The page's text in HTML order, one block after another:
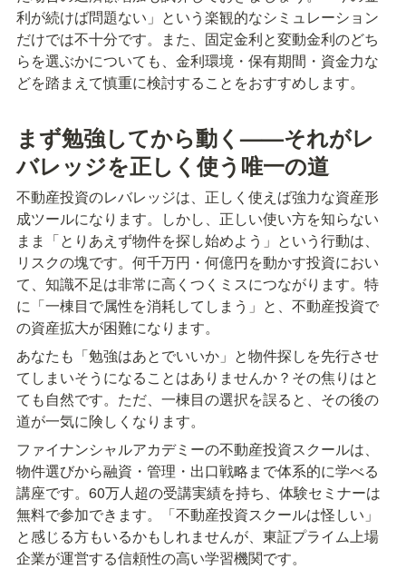
利が続けば問題ない」という楽観的なシミュレーション
だけでは不十分です。また、固定金利と変動金利のどち
らを選ぶかについても、金利環境・保有期間・資金力な
どを踏まえて慎重に検討することをおすすめします。
まず勉強してから動く——それがレ
バレッジを正しく使う唯一の道
不動産投資のレバレッジは、正しく使えば強力な資産形
成ツールになります。しかし、正しい使い方を知らない
まま「とりあえず物件を探し始めよう」という行動は、
リスクの塊です。何千万円・何億円を動かす投資におい
て、知識不足は非常に高くつくミスにつながります。特
に「一棟目で属性を消耗してしまう」と、不動産投資で
の資産拡大が困難になります。
あなたも「勉強はあとでいいか」と物件探しを先行させ
てしまいそうになることはありませんか？その焦りはと
ても自然です。ただ、一棟目の選択を誤ると、その後の
道が一気に険しくなります。
ファイナンシャルアカデミーの不動産投資スクールは、
物件選びから融資・管理・出口戦略まで体系的に学べる
講座です。60万人超の受講実績を持ち、体験セミナーは
無料で参加できます。「不動産投資スクールは怪しい」
と感じる方もいるかもしれませんが、東証プライム上場
企業が運営する信頼性の高い学習機関です。